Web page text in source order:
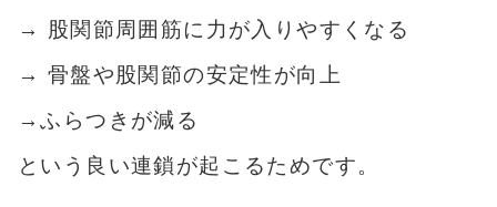
→ 股関節周囲筋に力が入りやすくなる
→ 骨盤や股関節の安定性が向上
→ふらつきが減る
という良い連鎖が起こるためです。